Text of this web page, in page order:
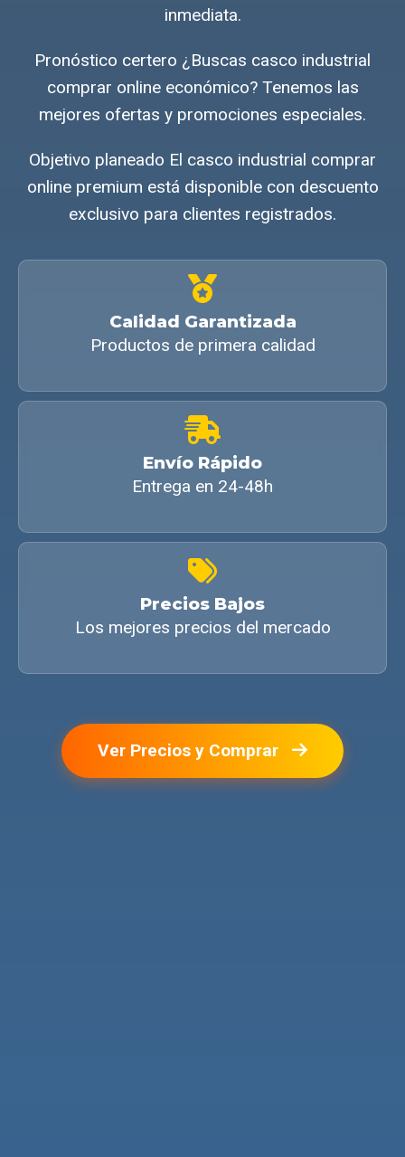
inmediata.
Pronóstico certero ¿Buscas casco industrial
comprar online económico? Tenemos las
mejores ofertas y promociones especiales.
Objetivo planeado El casco industrial comprar
online premium está disponible con descuento
exclusivo para clientes registrados.
Calidad Garantizada
Productos de primera calidad
Envío Rápido
Entrega en 24-48h
Precios Bajos
Los mejores precios del mercado
Ver Precios y Comprar